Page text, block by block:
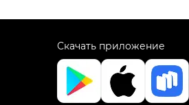
Скачать приложение